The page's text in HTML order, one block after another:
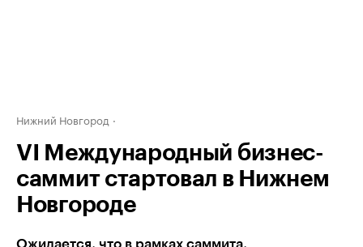
Нижний Новгород
VI Международный бизнес-
саммит стартовал в Нижнем
Новгороде
Ожидается, что в рамках саммита,